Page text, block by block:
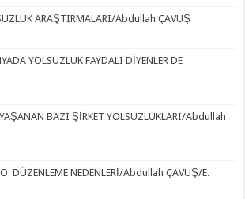
ARAŞTIRMALARI/Abdullah ÇAVUŞ
YOLSUZLUK FAYDALI DİYENLER DE
YAŞANAN BAZI ŞİRKET YOLSUZLUKLARI/Abdullah
DÜZENLEME NEDENLERİ/Abdullah ÇAVUŞ/E.